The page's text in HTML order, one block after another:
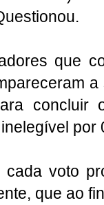
que
por
voto
que ao